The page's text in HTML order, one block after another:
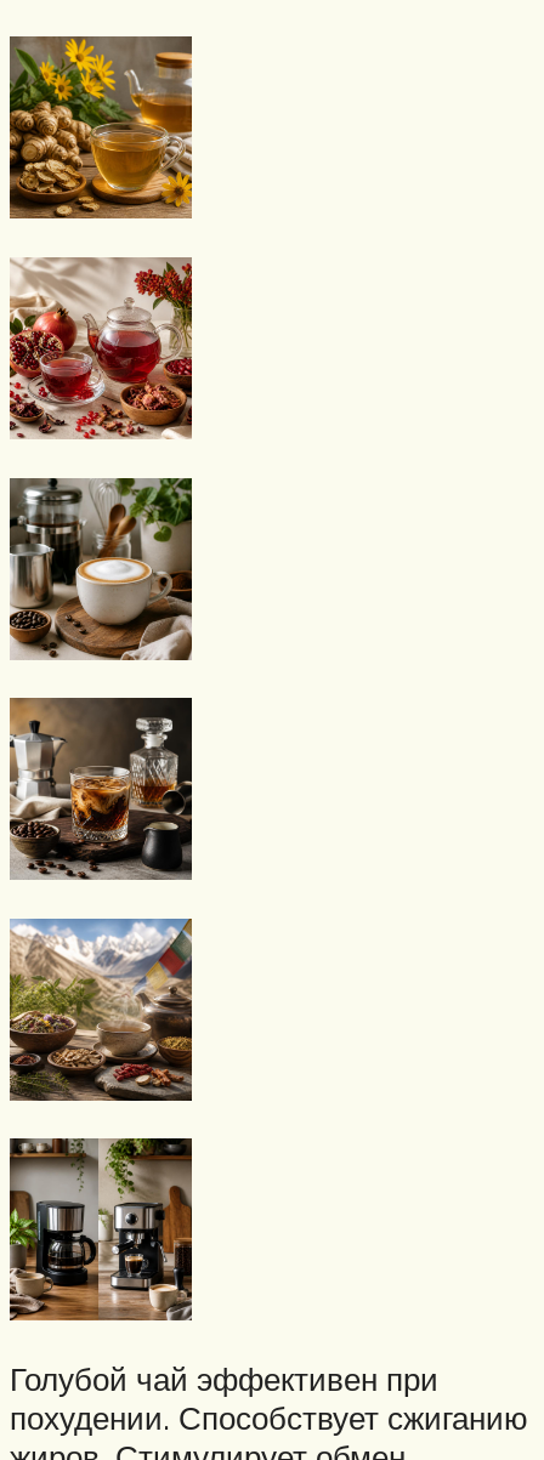
Голубой чай эффективен при
похудении. Способствует сжиганию